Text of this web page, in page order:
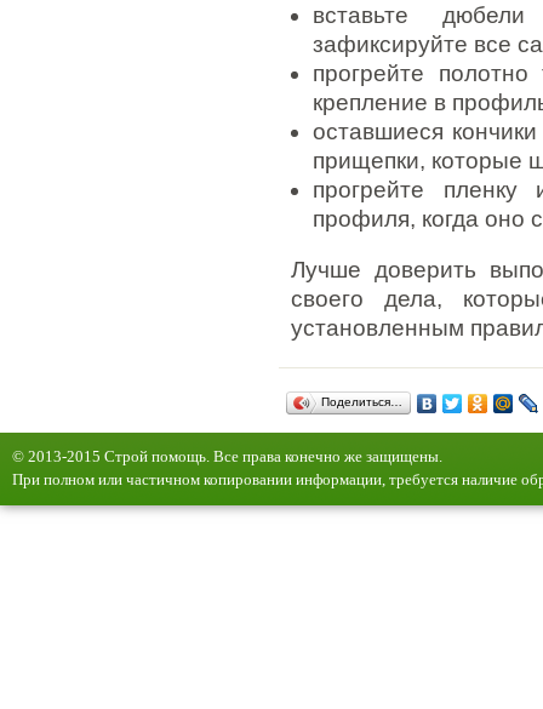
вставьте
зафиксируйте все
прогрейте
крепление в
оставшиеся
прищепки, которые
прогрейте
профиля, когда оно
Лучше доверить
своего дела,
установленным
Поделиться…
© 2013-2015 Строй помощь. Все права конечно же защищены.
При полном или частичном копировании информации, требуется наличие